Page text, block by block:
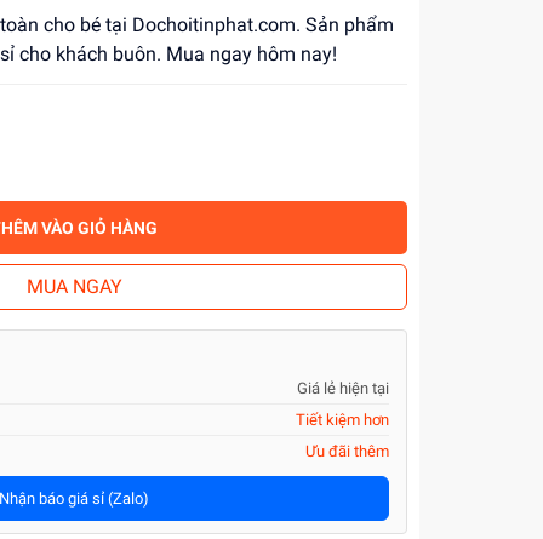
cho bé tại Dochoitinphat.com. Sản phẩm
cho khách buôn. Mua ngay hôm nay!
VÀO GIỎ HÀNG
MUA NGAY
Giá lẻ hiện tại
Tiết kiệm hơn
Ưu đãi thêm
Nhận báo giá sỉ (Zalo)